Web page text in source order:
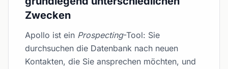
Zwecken
Apollo ist ein Prospecting-Tool: Sie
durchsuchen die Datenbank nach neuen
Kontakten, die Sie ansprechen möchten, und